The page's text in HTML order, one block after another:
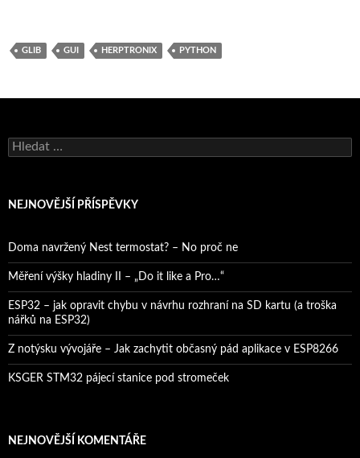
GLIB GUI HERPTRONIX PYTHON
Vyhledávání
NEJNOVĚJŠÍ PŘÍSPĚVKY
Doma navržený Nest termostat? – No proč ne
Měření výšky hladiny II – „Do it like a Pro…“
ESP32 – jak opravit chybu v návrhu rozhraní na SD kartu (a troška
nářků na ESP32)
Z notýsku vývojáře – Jak zachytit občasný pád aplikace v ESP8266
KSGER STM32 pájecí stanice pod stromeček
NEJNOVĚJŠÍ KOMENTÁŘE